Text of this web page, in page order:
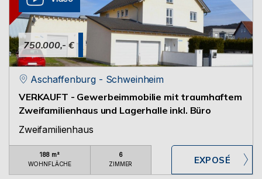
750.000,- €
Aschaffenburg - Schweinheim
VERKAUFT - Gewerbeimmobilie mit traumhaftem
Zweifamilienhaus und Lagerhalle inkl. Büro
Zweifamilienhaus
188 m²
WOHNFLÄCHE
6
ZIMMER